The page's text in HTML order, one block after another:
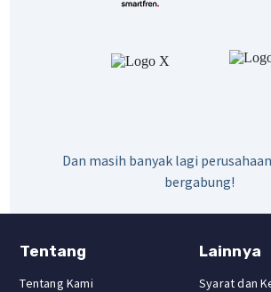
Dan masih banyak lagi
bergabung!
Tentang
Tentang Kami
Lainnya
Syarat dan